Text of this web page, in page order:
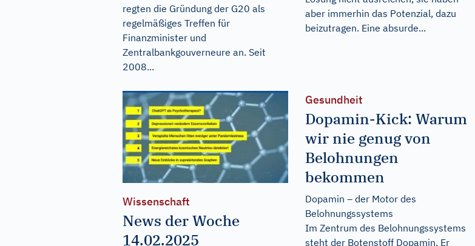
regten die Gründung der G20 als
regelmäßiges Treffen für
Finanzminister und
Zentralbankgouverneure an. Seit
2008...
aber immerhin das Potenzial, dazu
beizutragen. Eine absurde...
Wissenschaft
News der Woche
14.02.2025
Gesundheit
Dopamin-Kick: Warum
wir nie genug von
Belohnungen
bekommen
Dopamin – der Motor des
Belohnungssystems
Im Zentrum des Belohnungssystems
steht der Botenstoff Dopamin. Er